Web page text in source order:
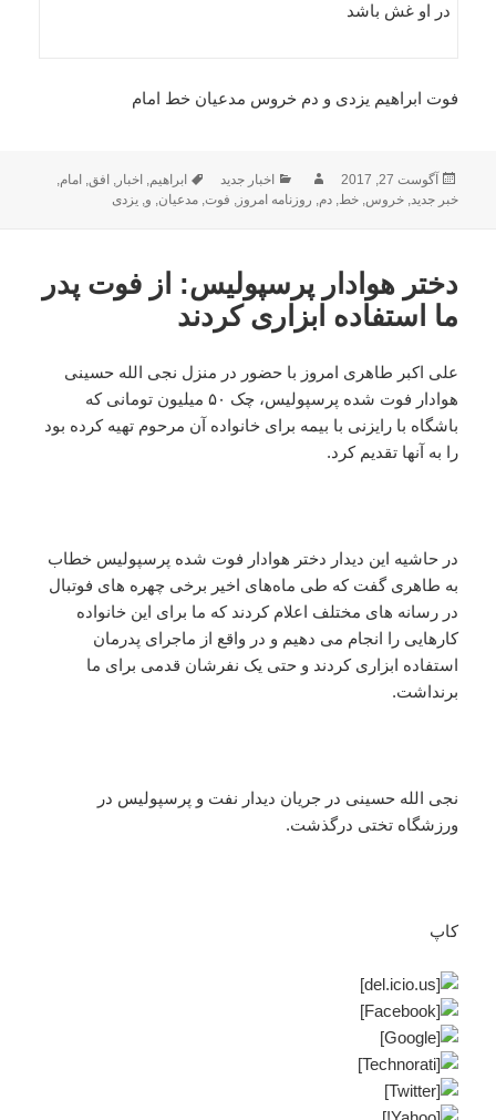
در او غش باشد
فوت ابراهیم یزدی و دم خروس مدعیان خط امام
ارسال
شده
آگوست 27, 2017 نویسندهدسته‌ها
اخبار جدید برچسب‌ها
ابراهیم, اخبار, افق, امام,
خبر جدید,خروس,خط,دم, روزنامه امروز, فوت,مدعیان, و,یزدی
دختر هوادار پرسپولیس: از فوت پدر
ما استفاده ابزاری کردند
علی اکبر طاهری امروز با حضور در منزل نجی الله حسینی
هوادار فوت شده پرسپولیس، چک ۵۰ میلیون تومانی که
باشگاه با رایزنی با بیمه برای خانواده آن مرحوم تهیه کرده بود
را به آنها تقدیم کرد.
در حاشیه این دیدار دختر هوادار فوت شده پرسپولیس خطاب
به طاهری گفت که طی ماه‌های اخیر برخی چهره های فوتبال
در رسانه های مختلف اعلام کردند که ما برای این خانواده
کارهایی را انجام می دهیم و در واقع از ماجرای پدرمان
استفاده ابزاری کردند و حتی یک نفرشان قدمی برای ما
برنداشت.
نجی الله حسینی در جریان دیدار نفت و پرسپولیس در
ورزشگاه تختی درگذشت.
کاپ